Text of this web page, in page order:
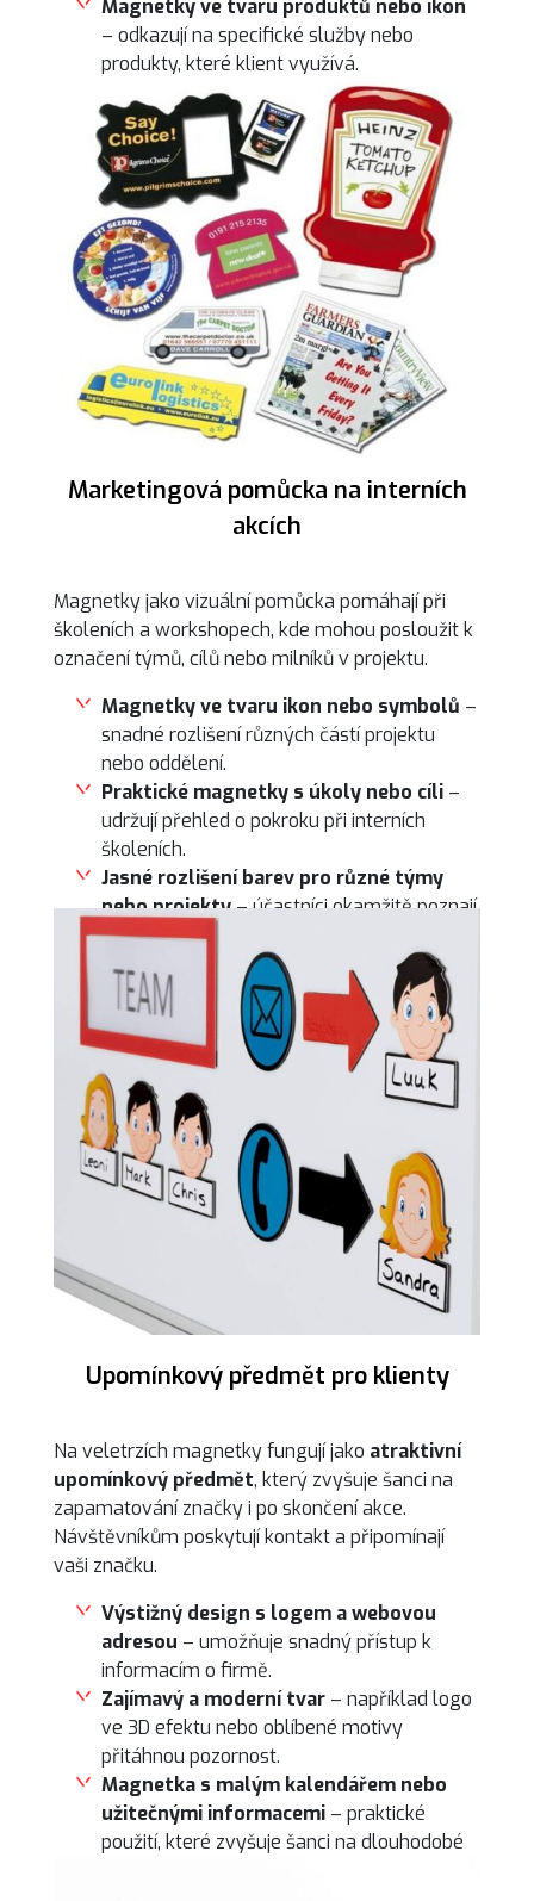
Magnetky ve tvaru produktů nebo ikon
– odkazují na specifické služby nebo
produkty, které klient využívá.
Marketingová pomůcka na interních
akcích
Magnetky jako vizuální pomůcka pomáhají při
školeních a workshopech, kde mohou posloužit k
označení týmů, cílů nebo milníků v projektu.
Magnetky ve tvaru ikon nebo symbolů –
snadné rozlišení různých částí projektu
nebo oddělení.
Praktické magnetky s úkoly nebo cíli –
udržují přehled o pokroku při interních
školeních.
Jasné rozlišení barev pro různé týmy
nebo projekty– účastníci okamžitě poznají,
kam patří.
Upomínkový předmět pro klienty
Na veletrzích magnetky fungují jako atraktivní
upomínkový předmět, který zvyšuje šanci na
zapamatování značky i po skončení akce.
Návštěvníkům poskytují kontakt a připomínají
vaši značku.
Výstižný design s logem a webovou
adresou – umožňuje snadný přístup k
informacím o firmě.
Zajímavý a moderní tvar – například logo
ve 3D efektu nebo oblíbené motivy
přitáhnou pozornost.
Magnetka s malým kalendářem nebo
užitečnými informacemi – praktické
použití, které zvyšuje šanci na dlouhodobé